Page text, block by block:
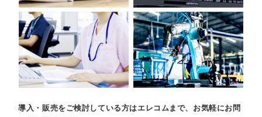
導入・販売をご検討している方はエレコムまで、お気軽にお問